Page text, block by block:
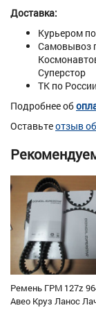
Доставка:
Курьером
Самовывоз
Суперстор
ТК по России
Подробнее об
Оставьтеотзыв
Ремень ГРМ 127z
Авео Круз Ланос